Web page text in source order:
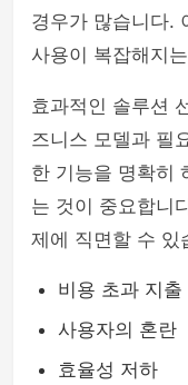
경우가 많습니다.
사용이 복잡해지
효과적인 솔루션
즈니스 모델과 필
한 기능을 명확히
는 것이 중요합니
제에 직면할 수 있
비용 초과 지출
사용자의 혼란
효율성 저하